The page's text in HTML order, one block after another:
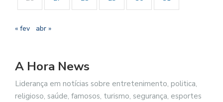
« fev abr »
A Hora News
Liderança em notícias sobre entretenimento, politica,
religioso, saúde, famosos, turismo, segurança, esportes